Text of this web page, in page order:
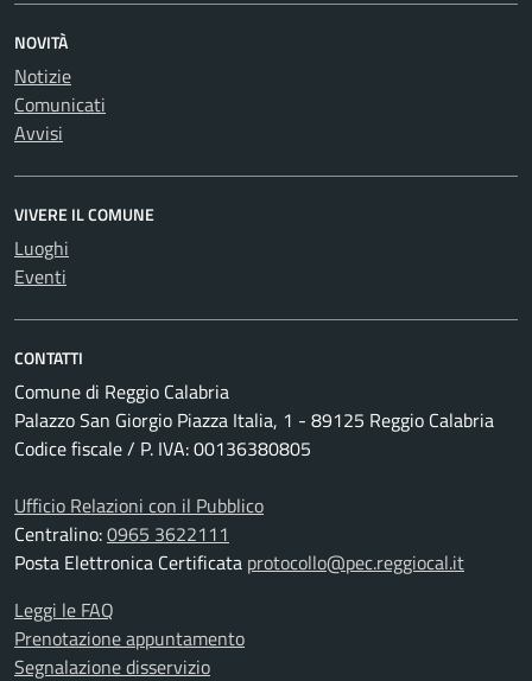
NOVITÀ
Notizie
Comunicati
Avvisi
VIVERE IL COMUNE
Luoghi
Eventi
CONTATTI
Comune di Reggio Calabria
Palazzo San Giorgio Piazza Italia, 1 - 89125 Reggio Calabria
Codice fiscale / P. IVA: 00136380805
Ufficio Relazioni con il Pubblico
Centralino:0965 3622111
Posta Elettronica Certificata protocollo@pec.reggiocal.it
Leggi le FAQ
Prenotazione appuntamento
Segnalazione disservizio